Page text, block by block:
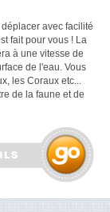
avec facilité
fait pour vous ! La
à une vitesse de
de l'eau. Vous
les Coraux etc...
de la faune et de